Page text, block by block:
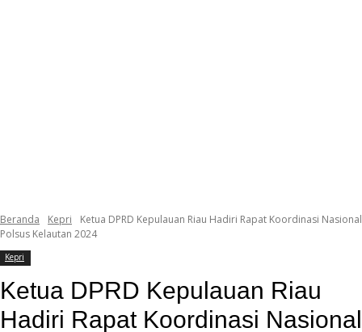
Beranda Kepri
Ketua DPRD Kepulauan Riau Hadiri Rapat Koordinasi Nasional
Polsus Kelautan 2024
Kepri
Ketua DPRD Kepulauan Riau
Hadiri Rapat Koordinasi Nasional